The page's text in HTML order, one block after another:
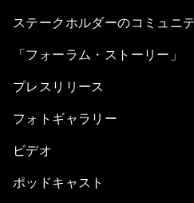
ステークホルダーのコミュニ
「フォーラム・ストーリー」
プレスリリース
フォトギャラリー
ビデオ
ポッドキャスト